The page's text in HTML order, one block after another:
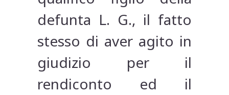
defunta L. G., il fatto
stesso di aver agito in
giudizio per il
rendiconto ed il